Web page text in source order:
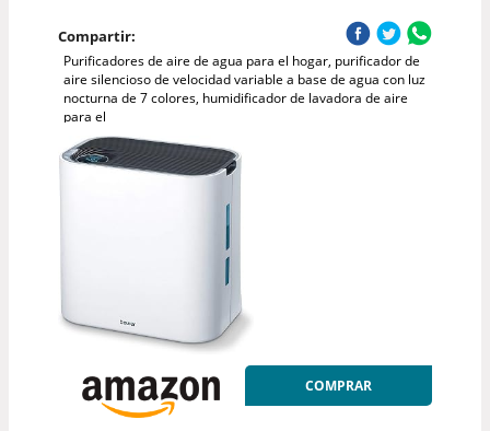
Compartir:
Purificadores de aire de agua para el hogar, purificador de
aire silencioso de velocidad variable a base de agua con luz
nocturna de 7 colores, humidificador de lavadora de aire
para el
COMPRAR